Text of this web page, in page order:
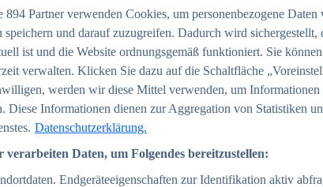
894 Partner verwenden Cookies, um personenbezogene Daten
und darauf zuzugreifen. Dadurch wird sichergestellt,
ist und die Website ordnungsgemäß funktioniert. Sie
verwalten. Klicken Sie dazu auf die Schaltfläche
werden wir diese Mittel verwenden, um Informationen
Diese Informationen dienen zur Aggregation von Statistiken
Datenschutzerklärung.
Daten, um Folgendes bereitzustellen:
Endgeräteeigenschaften zur Identifikation aktiv